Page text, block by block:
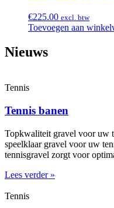
€225.00 excl. btw
Toevoegen aan
Nieuws
Tennis
Tennis banen
Topkwaliteit gravel voor uw
speelklaar gravel voor uw
tennisgravel zorgt voor
Lees verder »
Tennis